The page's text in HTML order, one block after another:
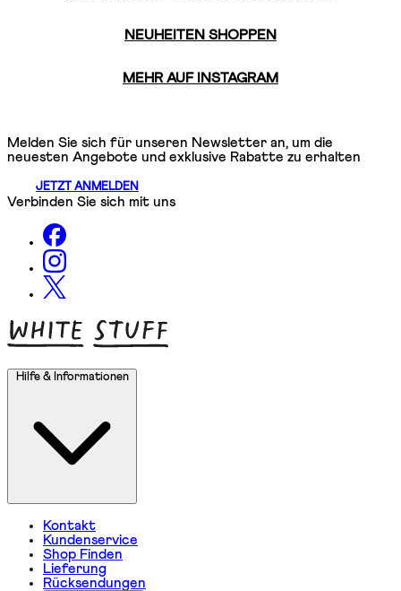
NEUHEITEN SHOPPEN
MEHR AUF INSTAGRAM
Melden Sie sich für unseren Newsletter an, um die
neuesten Angebote und exklusive Rabatte zu erhalten
JETZT ANMELDEN
Verbinden Sie sich mit uns
Hilfe & Informationen
Kontakt
Kundenservice
Shop Finden
Lieferung
Rücksendungen